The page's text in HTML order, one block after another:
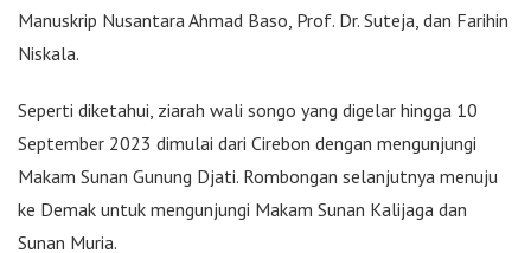
Manuskrip Nusantara Ahmad Baso, Prof. Dr. Suteja, dan Farihin
Niskala.
Seperti diketahui, ziarah wali songo yang digelar hingga 10
September 2023 dimulai dari Cirebon dengan mengunjungi
Makam Sunan Gunung Djati. Rombongan selanjutnya menuju
ke Demak untuk mengunjungi Makam Sunan Kalijaga dan
Sunan Muria.